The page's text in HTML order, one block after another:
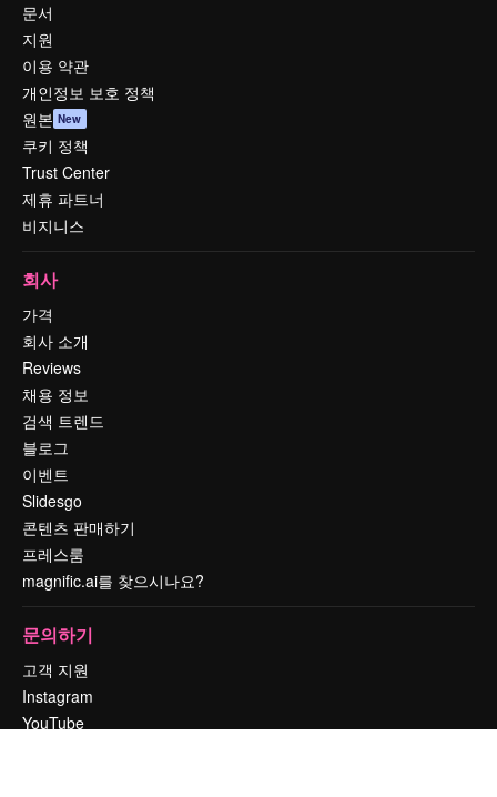
문서
지원
이용 약관
개인정보 보호 정책
원본 New
쿠키 정책
Trust Center
제휴 파트너
비지니스
회사
가격
회사 소개
Reviews
채용 정보
검색 트렌드
블로그
이벤트
Slidesgo
콘텐츠 판매하기
프레스룸
magnific.ai를 찾으시나요?
문의하기
고객 지원
Instagram
YouTube